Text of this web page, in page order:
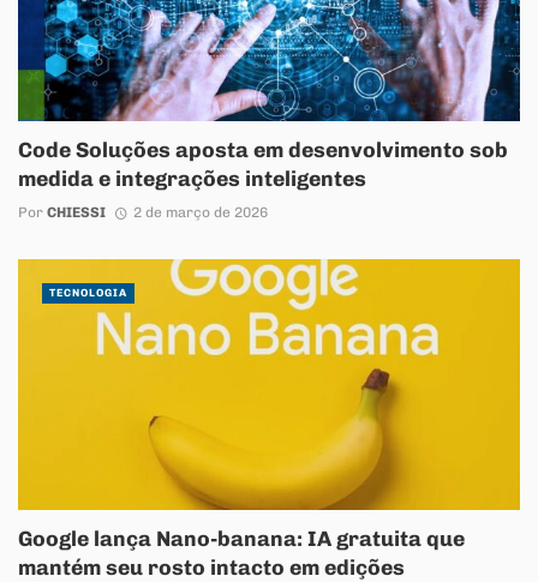
Code Soluções aposta em desenvolvimento sob
medida e integrações inteligentes
Por CHIESSI 2 de março de 2026
Google lança Nano-banana: IA gratuita que
mantém seu rosto intacto em edições
TECNOLOGIA